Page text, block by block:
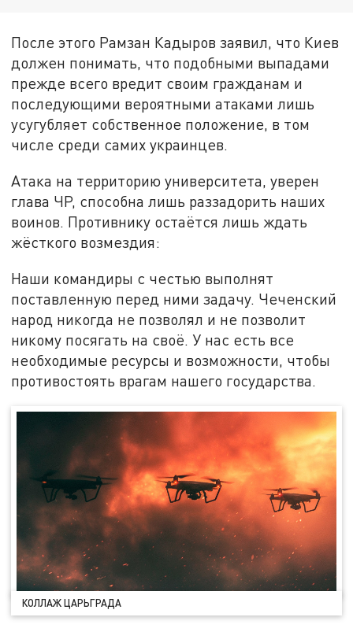
После этого Рамзан Кадыров заявил, что Киев
должен понимать, что подобными выпадами
прежде всего вредит своим гражданам и
последующими вероятными атаками лишь
усугубляет собственное положение, в том
числе среди самих украинцев.
Атака на территорию университета, уверен
глава ЧР, способна лишь раззадорить наших
воинов. Противнику остаётся лишь ждать
жёсткого возмездия:
Наши командиры с честью выполнят
поставленную перед ними задачу. Чеченский
народ никогда не позволял и не позволит
никому посягать на своё. У нас есть все
необходимые ресурсы и возможности, чтобы
противостоять врагам нашего государства.
КОЛЛАЖ ЦАРЬГРАДА